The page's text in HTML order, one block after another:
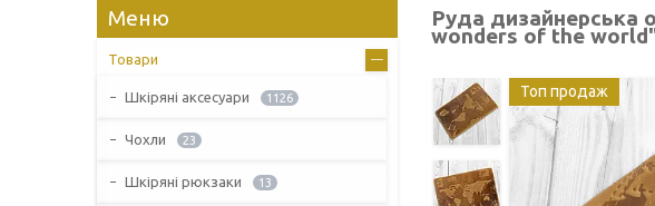
Руда дизайнерська
wonders of the
Топ продаж
Товари
Шкіряні аксесуари 1126
Чохли 23
Шкіряні рюкзаки 13